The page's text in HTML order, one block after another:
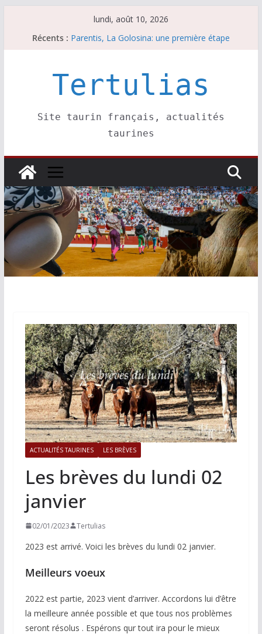
lundi, août 10, 2026
Récents : Parentis, La Golosina: une première étape
Les brèves du dimanche 9 août
Coup de foudre à Soustons
Tertulias
Site taurin français, actualités
taurines
ACTUALITÉS TAURINES LES BRÈVES
Les brèves du lundi 02
janvier
02/01/2023 Tertulias
2023 est arrivé. Voici les brèves du lundi 02 janvier.
Meilleurs voeux
2022 est partie, 2023 vient d’arriver. Accordons lui d’être
la meilleure année possible et que tous nos problèmes
seront résolus . Espérons qur tout ira pour le mieux